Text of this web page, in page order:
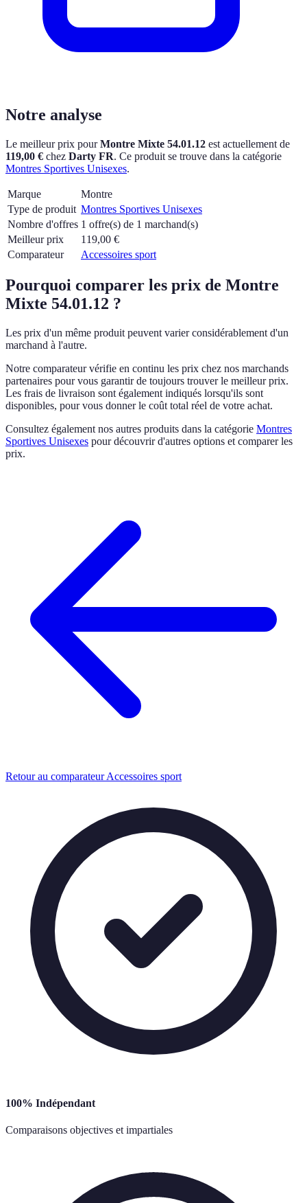
Notre analyse
Le meilleur prix pourMontre Mixte 54.01.12 est actuellement de
119,00 € chez Darty FR. Ce produit se trouve dans la catégorie
Montres Sportives Unisexes.
Marque
Montre
Type de produit Montres Sportives Unisexes
Nombre d'offres 1 offre(s) de 1 marchand(s)
Meilleur prix
119,00 €
Comparateur
Accessoires sport
Pourquoi comparer les prix de Montre
Mixte 54.01.12 ?
Les prix d'un même produit peuvent varier considérablement d'un
marchand à l'autre.
Notre comparateur vérifie en continu les prix chez nos marchands
partenaires pour vous garantir de toujours trouver le meilleur prix.
Les frais de livraison sont également indiqués lorsqu'ils sont
disponibles, pour vous donner le coût total réel de votre achat.
Consultez également nos autres produits dans la catégorie Montres
Sportives Unisexes pour découvrir d'autres options et comparer les
prix.
Retour au comparateur Accessoires sport
100% Indépendant
Comparaisons objectives et impartiales